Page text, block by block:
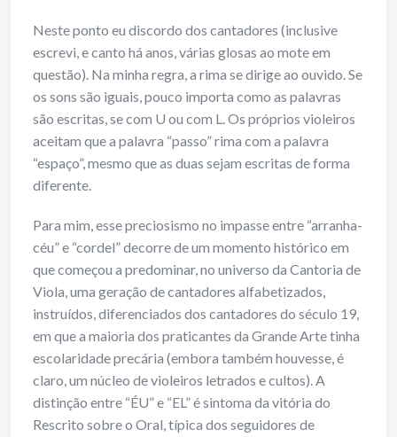
Neste ponto eu discordo dos cantadores (inclusive
escrevi, e canto há anos, várias glosas ao mote em
questão). Na minha regra, a rima se dirige ao ouvido. Se
os sons são iguais, pouco importa como as palavras
são escritas, se com U ou com L. Os próprios violeiros
aceitam que a palavra “passo” rima com a palavra
“espaço”, mesmo que as duas sejam escritas de forma
diferente.
Para mim, esse preciosismo no impasse entre “arranha-
céu” e “cordel” decorre de um momento histórico em
que começou a predominar, no universo da Cantoria de
Viola, uma geração de cantadores alfabetizados,
instruídos, diferenciados dos cantadores do século 19,
em que a maioria dos praticantes da Grande Arte tinha
escolaridade precária (embora também houvesse, é
claro, um núcleo de violeiros letrados e cultos). A
distinção entre “ÉU” e “EL” é sintoma da vitória do
Rescrito sobre o Oral, típica dos seguidores de